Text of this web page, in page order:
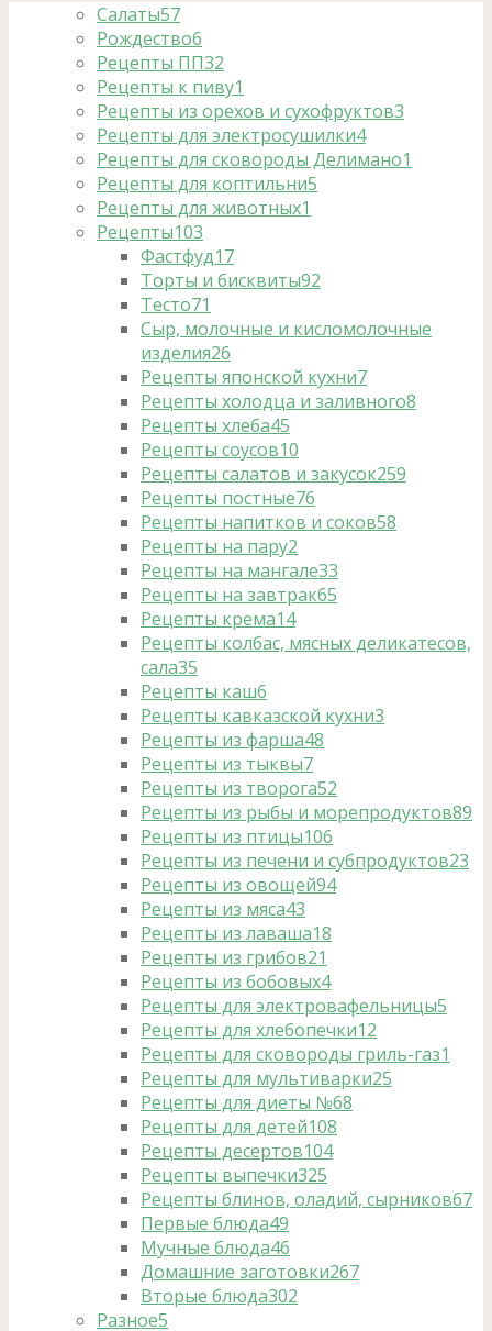
Салаты57
Рождество6
Рецепты ПП32
Рецепты к пиву1
Рецепты из орехов и сухофруктов3
Рецепты для электросушилки4
Рецепты для сковороды Делимано1
Рецепты для коптильни5
Рецепты для животных1
Рецепты103
Фастфуд17
Торты и бисквиты92
Тесто71
Сыр, молочные и кисломолочные
изделия26
Рецепты японской кухни7
Рецепты холодца и заливного8
Рецепты хлеба45
Рецепты соусов10
Рецепты салатов и закусок259
Рецепты постные76
Рецепты напитков и соков58
Рецепты на пару2
Рецепты на мангале33
Рецепты на завтрак65
Рецепты крема14
Рецепты колбас, мясных деликатесов,
сала35
Рецепты каш6
Рецепты кавказской кухни3
Рецепты из фарша48
Рецепты из тыквы7
Рецепты из творога52
Рецепты из рыбы и морепродуктов89
Рецепты из птицы106
Рецепты из печени и субпродуктов23
Рецепты из овощей94
Рецепты из мяса43
Рецепты из лаваша18
Рецепты из грибов21
Рецепты из бобовых4
Рецепты для электровафельницы5
Рецепты для хлебопечки12
Рецепты для сковороды гриль-газ1
Рецепты для мультиварки25
Рецепты для диеты №68
Рецепты для детей108
Рецепты десертов104
Рецепты выпечки325
Рецепты блинов, оладий, сырников67
Первые блюда49
Мучные блюда46
Домашние заготовки267
Вторые блюда302
Разное5